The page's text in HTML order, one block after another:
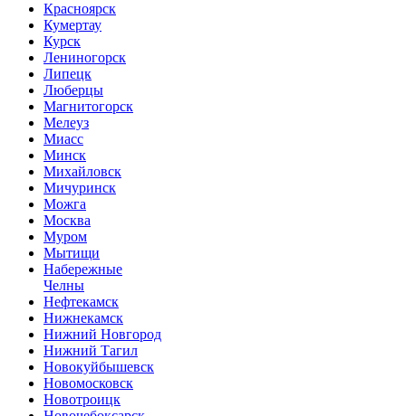
Красноярск
Кумертау
Курск
Лениногорск
Липецк
Люберцы
Магнитогорск
Мелеуз
Миасс
Минск
Михайловск
Мичуринск
Можга
Москва
Муром
Мытищи
Набережные
Челны
Нефтекамск
Нижнекамск
Нижний Новгород
Нижний Тагил
Новокуйбышевск
Новомосковск
Новотроицк